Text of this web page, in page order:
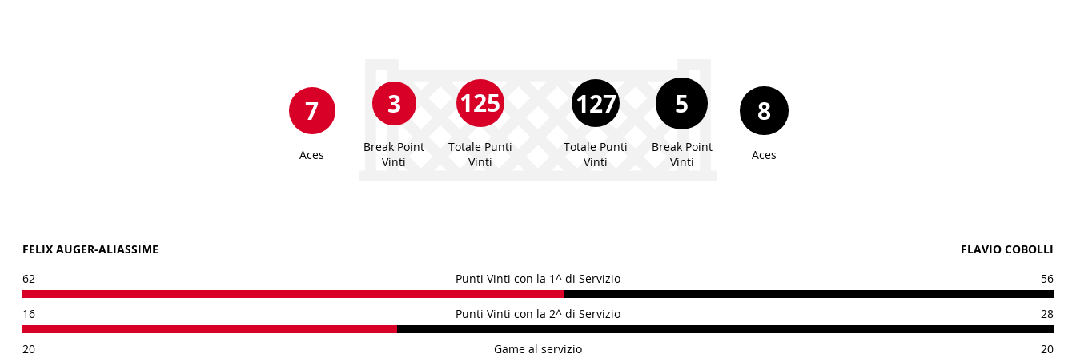
125
Totale Punti
Vinti
3
Break Point
Vinti
7
Aces
127
Totale Punti
Vinti
5
Break Point
Vinti
8
Aces
FELIX AUGER-ALIASSIME
FLAVIO COBOLLI
62
Punti Vinti con la 1^ di Servizio 56
16 Punti Vinti con la 2^ di Servizio 28
20 Game al servizio 20